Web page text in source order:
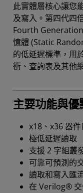
此實體層核心讓您
及寫入。第四代四
Fourth
憶體 (Static
的低延遲標準，用
衝、查詢表及其他
主要功能與優
x18、x36 器件
極低延遲讀取
支援 2 字組叢
可靠可預測的
讀取和寫入匯
在 Verilog® 交